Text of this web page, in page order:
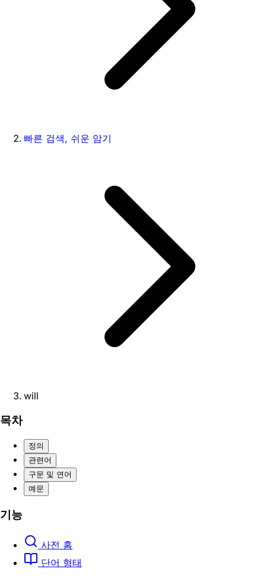
빠른 검색, 쉬운 암기
will
목차
정의
관련어
구문 및 연어
예문
기능
사전 홈
단어 형태